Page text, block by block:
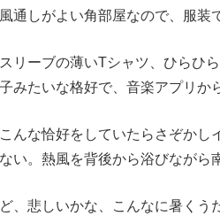
通しがよい角部屋なので、服装
リーブの薄いTシャツ、ひらひ
みたいな格好で、音楽アプリか
んな恰好をしていたらさぞかし
い。熱風を背後から浴びながら
、悲しいかな、こんなに暑くう